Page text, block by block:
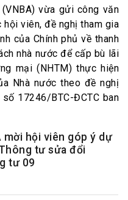
vừa gửi công văn
viên, đề nghị tham gia
của Chính phủ về thanh
nhà nước để cấp bù lãi
mại (NHTM) thực hiện
Nhà nước theo đề nghị
17246/BTC-ĐCTC ban
mời hội viên góp ý dự
tư sửa đổi
tư 09